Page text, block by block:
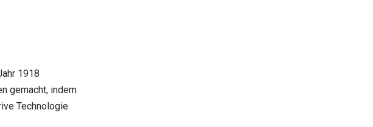
1918
gemacht, indem
Technologie